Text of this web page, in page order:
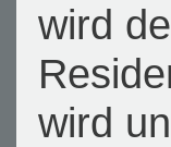
wird
wird